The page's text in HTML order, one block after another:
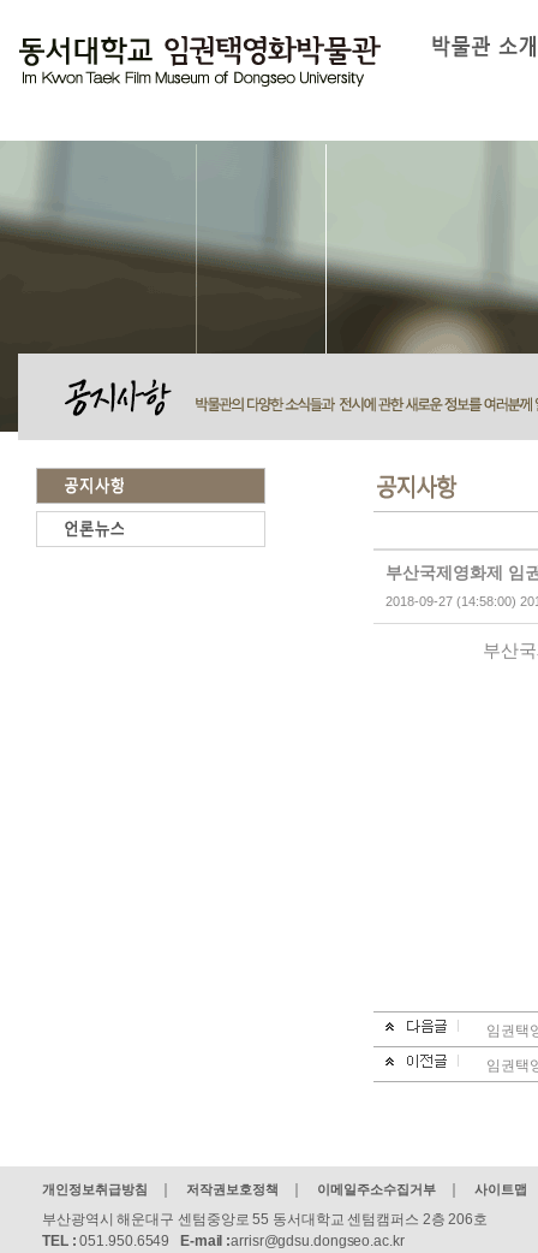
부산국제영화제 임
2018-09-27 (14:58:00)
부산
임권택
임권택
개인정보취급방침 저작권보호정책 이메일주소수집거부 사이트맵
부산광역시 해운대구 센텀중앙로 55 동서대학교 센텀캠퍼스 2층 206호
TEL : 051.950.6549 E-mail :arrisr@gdsu.dongseo.ac.kr